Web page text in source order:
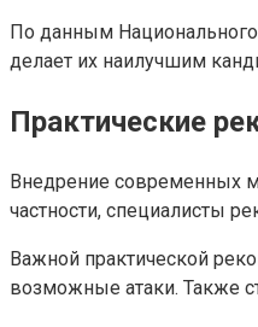
По данным Национального
делает их наилучшим
Практические
Внедрение современных
частности, специалисты
Важной практической
возможные атаки. Также